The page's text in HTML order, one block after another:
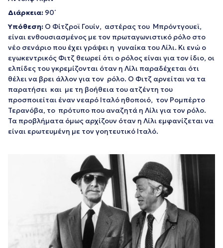
Διάρκεια: 90΄
Υπόθεση: Ο Φίτζροϊ Γουίν, αστέρας του Μπρόντγουεϊ,
είναι ενθουσιασμένος με τον πρωταγωνιστικό ρόλο στο
νέο σενάριο που έχει γράψει η γυναίκα του Λίλι. Κι ενώ ο
εγωκεντρικός Φιτζ θεωρεί ότι ο ρόλος είναι για τον ίδιο, οι
ελπίδες του γκρεμίζονται όταν η Λίλι παραδέχεται ότι
θέλει να βρει άλλον για τον ρόλο. Ο Φιτζ αρνείται να τα
παρατήσει και με τη βοήθεια του ατζέντη του
προσποιείται έναν νεαρό Ιταλό ηθοποιό, τον Ρομπέρτο
Τερανόβα, το πρότυπο που αναζητά η Λίλι για τον ρόλο.
Τα προβλήματα όμως αρχίζουν όταν η Λίλι εμφανίζεται να
είναι ερωτευμένη με τον γοητευτικό Ιταλό.